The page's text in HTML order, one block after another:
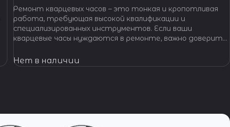
Ремонт кварцевых часов – это тонкая и кропотливая
работа, требующая высокой квалификации и
специализированных инструментов. Если ваши
кварцевые часы нуждаются в ремонте, важно доверить
диагностировать проблему и предложить
эффективное решение.
Нет в наличии